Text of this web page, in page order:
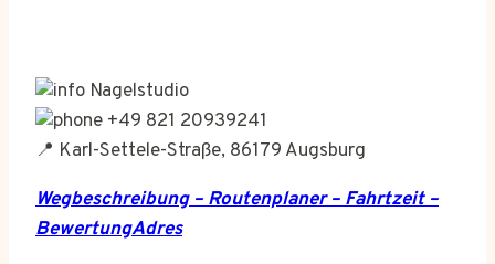
Nagelstudio
+49 821 20939241
📍 Karl-Settele-Straße, 86179 Augsburg
Wegbeschreibung – Routenplaner – Fahrtzeit –
BewertungAdres